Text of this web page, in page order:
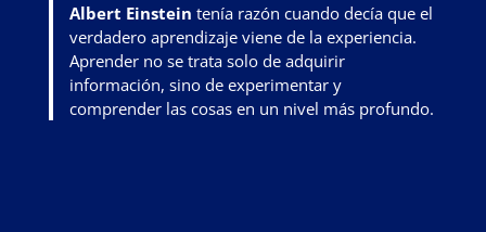
Albert Einstein tenía razón cuando decía que el
verdadero aprendizaje viene de la experiencia.
Aprender no se trata solo de adquirir
información, sino de experimentar y
comprender las cosas en un nivel más profundo.